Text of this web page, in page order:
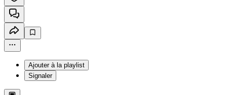
Ajouter à la playlist
Signaler